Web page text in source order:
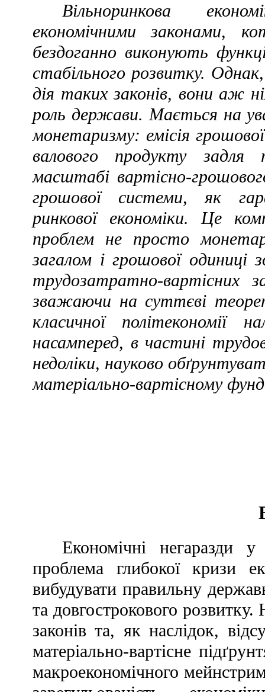
Вільноринкова
економічними законами,
бездоганно виконують
стабільного розвитку.
дія таких законів, вони аж
роль держави. Мається на
монетаризму: емісія
валового продукту задля
масштабі вартісно-
грошової системи, як
ринкової економіки. Це
проблем не просто
загалом і грошової
трудозатратно-вартісних
зважаючи на суттєві
класичної політекономії
насамперед, в частині
недоліки, науково
матеріально-вартісному
Економічні негаразди
проблема глибокої кризи
вибудувати правильну
та довгострокового
законів та, як наслідок,
матеріально-вартісне
макроекономічного